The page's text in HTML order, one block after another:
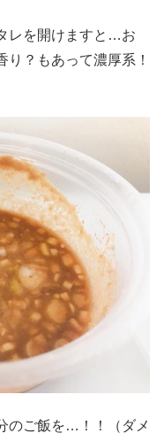
レを開けますと…お
？もあって濃厚系！
のご飯を…！！（ダメ